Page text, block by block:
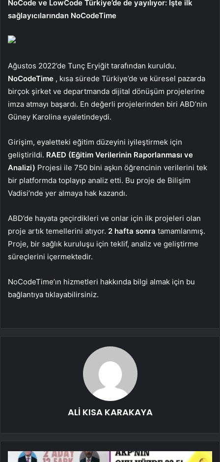
NoCode ve LowCode Türkiye’de de yayılıyor: İşte ilk
sağlayıcılarından NoCodeTime
Ağustos 2022’de Tunç Eryiğit tarafından kuruldu.
NoCodeTime , kısa sürede Türkiye’de ve küresel pazarda
birçok şirket ve departmanda dijital dönüşüm projelerine
imza atmayı başardı. En değerli projelerinden biri ABD’nin
Güney Karolina eyaletindeydi.
Girişim, eyaletteki eğitim düzeyini iyileştirmek için
geliştirildi. RAED (Eğitim Verilerinin Raporlanması ve
Analizi) Projesi ile 750 bini aşkın öğrencinin verilerini tek
bir platformda toplayıp analiz etti. Bu proje de Bilişim
Vadisi’nde yer almaya hak kazandı.
ABD’de hayata geçirdikleri ve onlar için ilk projeleri olan
proje artık temellerini atıyor. 2 hafta sonra tamamlanmış.
Proje, bir sağlık kuruluşu için teklif, analiz ve geliştirme
süreçlerini içermektedir.
NoCodeTime’ın hizmetleri hakkında bilgi almak için bu
bağlantıya tıklayabilirsiniz.
ALİ KISA KARAKAYA